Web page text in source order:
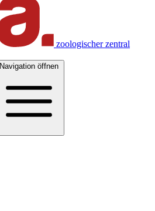
zoologischer zentral
Navigation öffnen